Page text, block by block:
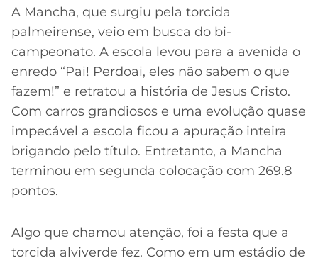
A Mancha, que surgiu pela torcida
palmeirense, veio em busca do bi-
campeonato. A escola levou para a avenida o
enredo “Pai! Perdoai, eles não sabem o que
fazem!” e retratou a história de Jesus Cristo.
Com carros grandiosos e uma evolução quase
impecável a escola ficou a apuração inteira
brigando pelo título. Entretanto, a Mancha
terminou em segunda colocação com 269.8
pontos.
Algo que chamou atenção, foi a festa que a
torcida alviverde fez. Como em um estádio de